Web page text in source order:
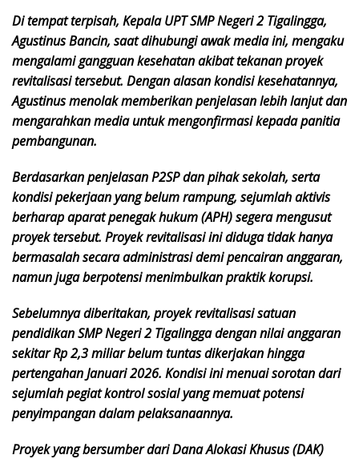
Di tempat terpisah, Kepala UPT SMP Negeri 2 Tigalingga,
Agustinus Bancin, saat dihubungi awak media ini, mengaku
mengalami gangguan kesehatan akibat tekanan proyek
revitalisasi tersebut. Dengan alasan kondisi kesehatannya,
Agustinus menolak memberikan penjelasan lebih lanjut dan
mengarahkan media untuk mengonfirmasi kepada panitia
pembangunan.
Berdasarkan penjelasan P2SP dan pihak sekolah, serta
kondisi pekerjaan yang belum rampung, sejumlah aktivis
berharap aparat penegak hukum (APH) segera mengusut
proyek tersebut. Proyek revitalisasi ini diduga tidak hanya
bermasalah secara administrasi demi pencairan anggaran,
namun juga berpotensi menimbulkan praktik korupsi.
Sebelumnya diberitakan, proyek revitalisasi satuan
pendidikan SMP Negeri 2 Tigalingga dengan nilai anggaran
sekitar Rp 2,3 miliar belum tuntas dikerjakan hingga
pertengahan Januari 2026. Kondisi ini menuai sorotan dari
sejumlah pegiat kontrol sosial yang memuat potensi
penyimpangan dalam pelaksanaannya.
Proyek yang bersumber dari Dana Alokasi Khusus (DAK)